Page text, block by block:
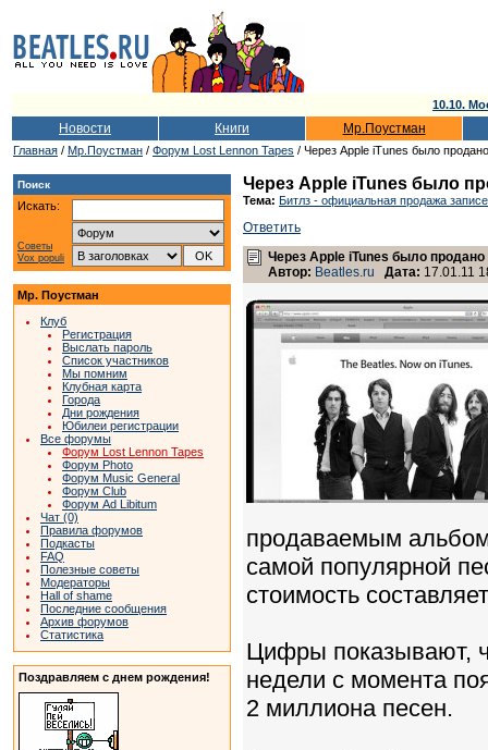
10.10.
Новости Книги Мр.Поустман
Главная / Мр.Поустман / Форум Lost Lennon Tapes / Через Apple iTunes было
Поиск
Искать:
Советы
Vox populi
Мр. Поустман
Клуб
Регистрация
Выслать пароль
Список участников
Мы помним
Клубная карта
Города
Дни рождения
Юбилеи регистрации
Все форумы
Форум Lost Lennon Tapes
Форум Photo
Форум Music General
Форум Club
Форум Ad Libitum
Чат (0)
Правила форумов
Подкасты
FAQ
Полезные советы
Модераторы
Hall of shame
Последние сообщения
Архив форумов
Статистика
Поздравляем с днем рождения!
Через Apple iTunes было
Тема: Битлз - официальная продажа
Ответить
Через Apple iTunes было
Автор: Beatles.ru Дата: 17.01.11
продаваемым
самой популярной
стоимость
Цифры показывают,
недели с момента
2 миллиона песен.